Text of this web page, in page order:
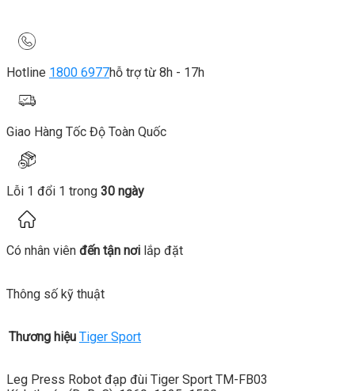
Hotline 1800 6977hỗ trợ từ 8h - 17h
Giao Hàng Tốc Độ Toàn Quốc
Lỗi 1 đổi 1 trong 30 ngày
Có nhân viên đến tận nơi lắp đặt
Thông số kỹ thuật
Thương hiệu Tiger Sport
Leg Press Robot đạp đùi Tiger Sport TM-FB03